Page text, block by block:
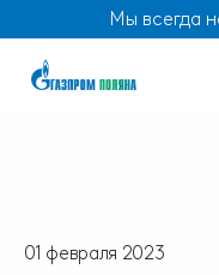
Мы всегда
01 февраля 2023